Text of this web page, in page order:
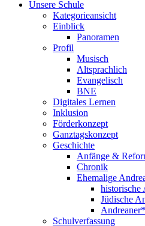
Unsere Schule
Kategorieansicht
Einblick
Panoramen
Profil
Musisch
Altsprachlich
Evangelisch
BNE
Digitales Lernen
Inklusion
Förderkonzept
Ganztagskonzept
Geschichte
Anfänge &
Chronik
Ehemalige
historische
Jüdische
Schulverfassung